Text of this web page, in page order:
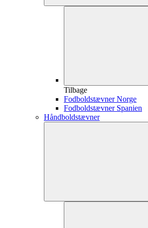
Tilbage
Fodboldstævner Norge
Fodboldstævner Spanien
Håndboldstævner